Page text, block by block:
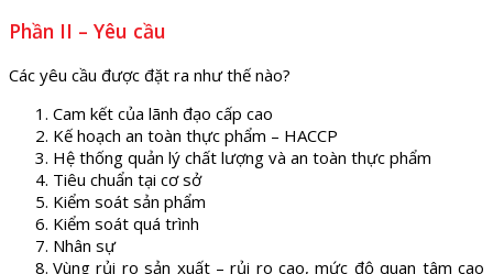
Phần II – Yêu cầu
Các yêu cầu được đặt ra như thế nào?
Cam kết của lãnh đạo cấp cao
Kế hoạch an toàn thực phẩm – HACCP
Hệ thống quản lý chất lượng và an toàn thực phẩm
Tiêu chuẩn tại cơ sở
Kiểm soát sản phẩm
Kiểm soát quá trình
Nhân sự
Vùng rủi ro sản xuất – rủi ro cao, mức độ quan tâm cao